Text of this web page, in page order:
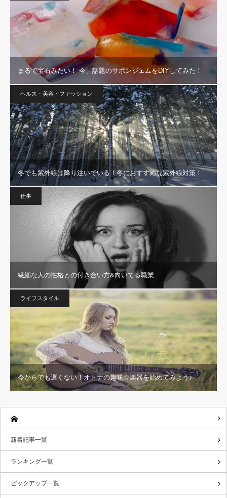
まるで宝石みたい！ 今、話題のサボンジェムをDIYしてみた！
ヘルス・美容・ファッション
冬でも紫外線は降り注いでいる！冬におすすめな紫外線対策！
仕事
繊細な人の性格との付き合い方&向いてる職業
ライフスタイル
今からでも遅くない！オトナの趣味☆楽器を始めてみよう♪
新着記事一覧
ランキング一覧
ピックアップ一覧